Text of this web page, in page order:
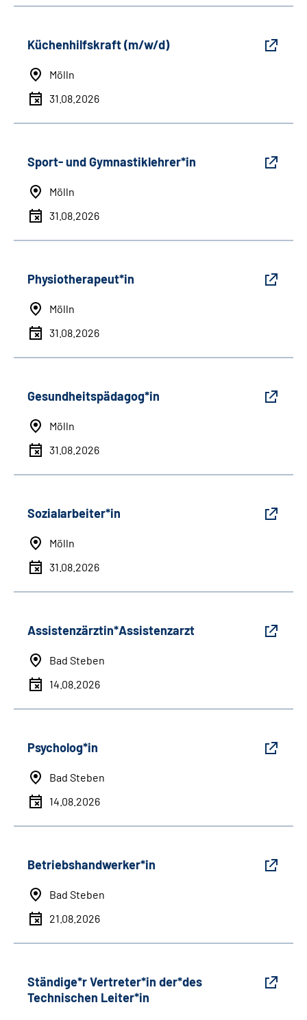
Küchenhilfskraft (m/w/d)
Mölln
31.08.2026
Sport- und Gymnastiklehrer*in
Mölln
31.08.2026
Physiotherapeut*in
Mölln
31.08.2026
Gesundheitspädagog*in
Mölln
31.08.2026
Sozialarbeiter*in
Mölln
31.08.2026
Assistenzärztin*Assistenzarzt
Bad Steben
14.08.2026
Psycholog*in
Bad Steben
14.08.2026
Betriebshandwerker*in
Bad Steben
21.08.2026
Ständige*r Vertreter*in der*des
Technischen Leiter*in